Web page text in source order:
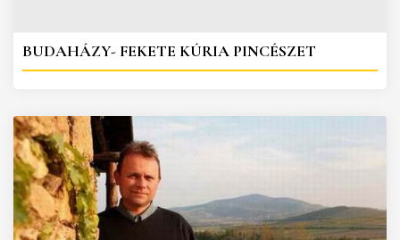
BUDAHÁZY- FEKETE KÚRIA PINCÉSZET